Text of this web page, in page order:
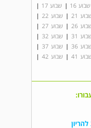
שבוע 16 | שבוע 17
|
21
| שבוע 22
|
26
| שבוע 27
|
31
| שבוע 32
|
36
| שבוע 37
|
41
| שבוע 42
|